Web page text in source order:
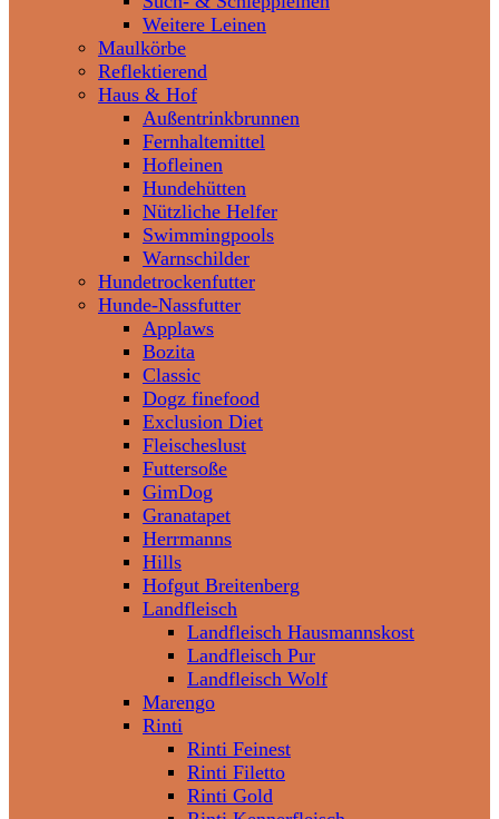
Weitere Leinen
Maulkörbe
Reflektierend
Haus & Hof
Außentrinkbrunnen
Fernhaltemittel
Hofleinen
Hundehütten
Nützliche Helfer
Swimmingpools
Warnschilder
Hundetrockenfutter
Hunde-Nassfutter
Applaws
Bozita
Classic
Dogz finefood
Exclusion Diet
Fleischeslust
Futtersoße
GimDog
Granatapet
Herrmanns
Hills
Hofgut Breitenberg
Landfleisch
Landfleisch Hausmannskost
Landfleisch Pur
Landfleisch Wolf
Marengo
Rinti
Rinti Feinest
Rinti Filetto
Rinti Gold